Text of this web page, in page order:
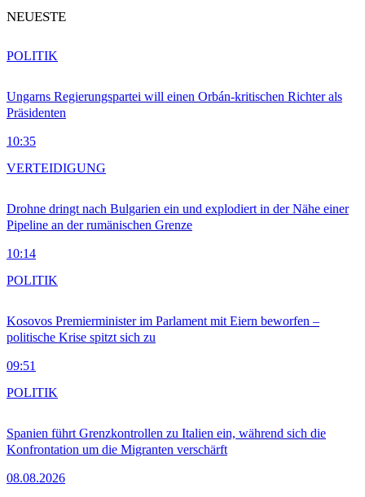
NEUESTE
Ungarns Regierungspartei will einen Orbán-kritischen Richter als
Präsidenten
10:35
POLITIK
Drohne dringt nach Bulgarien ein und explodiert in der Nähe einer
Pipeline an der rumänischen Grenze
10:14
VERTEIDIGUNG
Kosovos Premierminister im Parlament mit Eiern beworfen –
politische Krise spitzt sich zu
09:51
POLITIK
Spanien führt Grenzkontrollen zu Italien ein, während sich die
Konfrontation um die Migranten verschärft
08.08.2026
POLITIK